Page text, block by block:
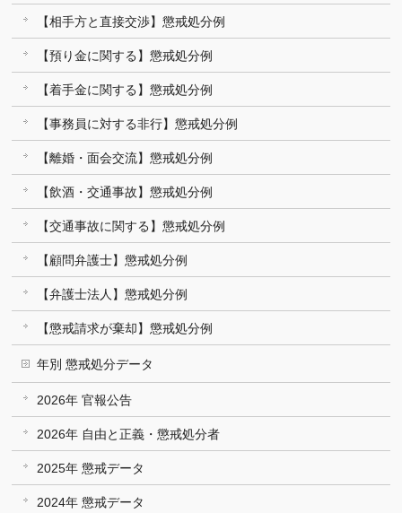
【相手方と直接交渉】懲戒処分例
【預り金に関する】懲戒処分例
【着手金に関する】懲戒処分例
【事務員に対する非行】懲戒処分例
【離婚・面会交流】懲戒処分例
【飲酒・交通事故】懲戒処分例
【交通事故に関する】懲戒処分例
【顧問弁護士】懲戒処分例
【弁護士法人】懲戒処分例
【懲戒請求が棄却】懲戒処分例
年別 懲戒処分データ
2026年 官報公告
2026年 自由と正義・懲戒処分者
2025年 懲戒データ
2024年 懲戒データ